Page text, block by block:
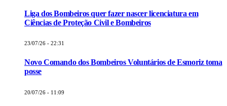
Liga dos Bombeiros quer fazer nascer licenciatura em
Ciências de Proteção Civil e Bombeiros
23/07/26 - 22:31
Novo Comando dos Bombeiros Voluntários de Esmoriz toma
posse
20/07/26 - 11:09